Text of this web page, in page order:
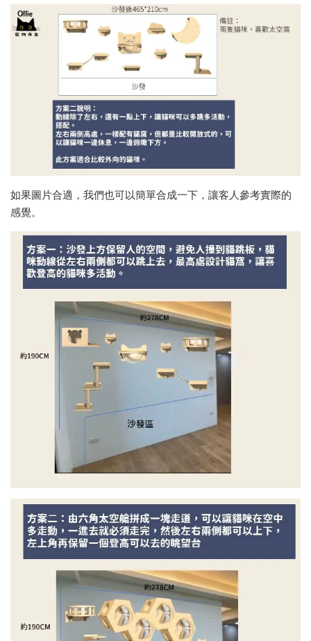
如果圖片合適，我們也可以簡單合成一下，讓客人參考實際的
感覺。